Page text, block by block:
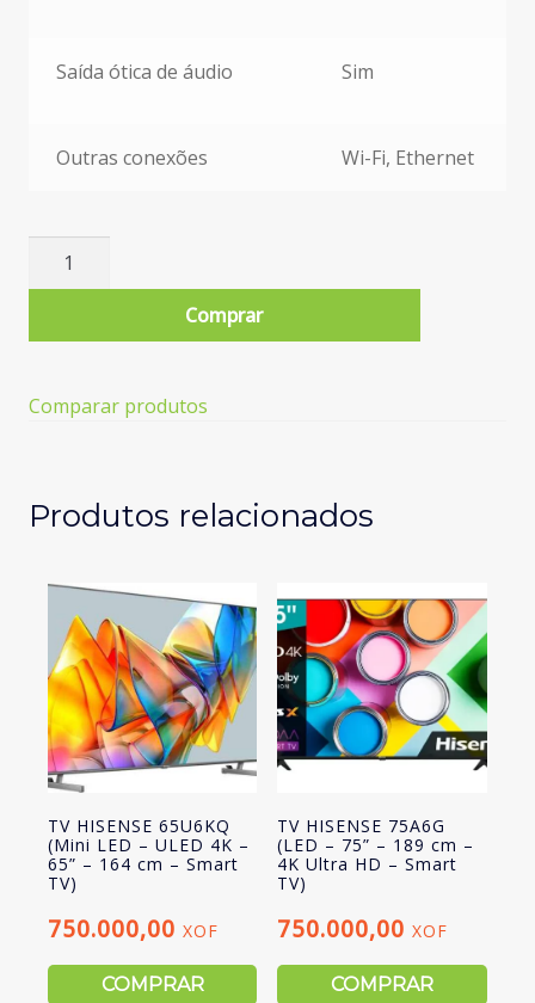
Saída ótica de áudio Sim
Outras conexões Wi-Fi, Ethernet
Quantidade
HISENSE
(LED
-
215
4K
Ultra
Smart
TV)
Comprar
Comparar produtos
Produtos relacionados
TV HISENSE 65U6KQ
(Mini LED – ULED 4K –
65” – 164 cm – Smart
TV)
750.000,00 XOF
COMPRAR
TV HISENSE 75A6G
(LED – 75” – 189 cm –
4K Ultra HD – Smart
TV)
750.000,00XOF
COMPRAR